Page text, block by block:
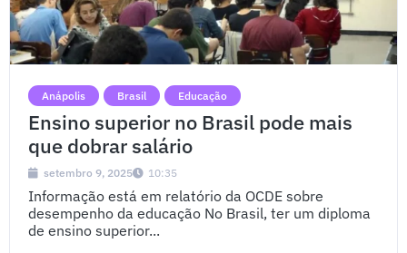
Anápolis Brasil Educação
Ensino superior no Brasil pode mais
que dobrar salário
setembro 9, 2025 10:35
Informação está em relatório da OCDE sobre
desempenho da educação No Brasil, ter um diploma
de ensino superior...